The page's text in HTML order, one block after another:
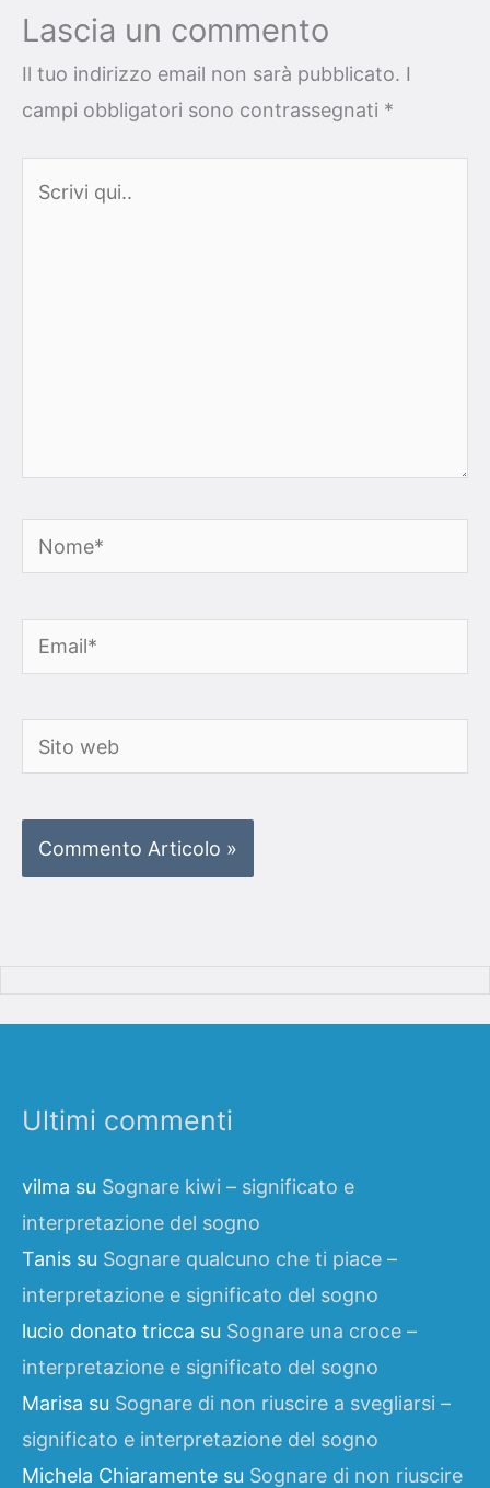
Lascia un commento
Il tuo indirizzo email non sarà pubblicato. I
campi obbligatori sono contrassegnati *
Nome*
Email*
Sito
web
Ultimi commenti
vilma su Sognare kiwi – significato e
interpretazione del sogno
Tanis su Sognare qualcuno che ti piace –
interpretazione e significato del sogno
lucio donato tricca su Sognare una croce –
interpretazione e significato del sogno
Marisa su Sognare di non riuscire a svegliarsi –
significato e interpretazione del sogno
Michela Chiaramente su Sognare di non riuscire